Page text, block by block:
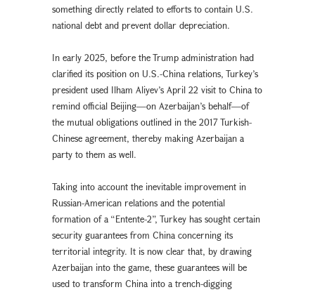
something directly related to efforts to contain U.S.
national debt and prevent dollar depreciation.
In early 2025, before the Trump administration had
clarified its position on U.S.-China relations, Turkey’s
president used Ilham Aliyev’s April 22 visit to China to
remind official Beijing—on Azerbaijan’s behalf—of
the mutual obligations outlined in the 2017 Turkish-
Chinese agreement, thereby making Azerbaijan a
party to them as well.
Taking into account the inevitable improvement in
Russian-American relations and the potential
formation of a “Entente-2”, Turkey has sought certain
security guarantees from China concerning its
territorial integrity. It is now clear that, by drawing
Azerbaijan into the game, these guarantees will be
used to transform China into a trench-digging